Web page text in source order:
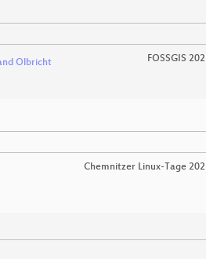
Olbricht FOSSGIS
Chemnitzer Linux-Tage